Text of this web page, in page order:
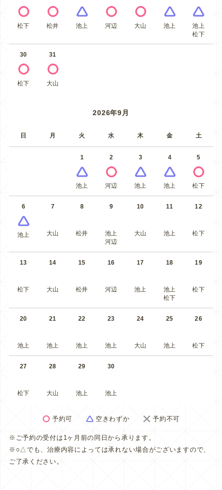
松下 松井 池上 河辺 大山 池上
池上
松下
30
松下
31
大山
2026年9月
日 月 火 水 木 金 土
1
池上
2
河辺
3
池上
4
池上
5
松下
6
池上
7
大山
8
松井
9
池上
河辺
10
大山
11
池上
12
松下
13
松下
14
大山
15
松井
16
河辺
17
池上
18
池上
松下
19
松下
20
池上
21
池上
22
池上
23
池上
24
大山
25
池上
26
松下
27
松下
28
大山
29
池上
30
池上
予約可 空きわずか 予約不可
※ご予約の受付は1ヶ月前の同日から承ります。
※○△でも、治療内容によっては承れない場合がございますので、
ご了承ください。